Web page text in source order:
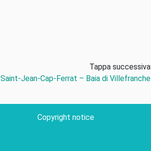
Tappa successiva
Saint-Jean-Cap-Ferrat – Baia di Villefranche
Copyright notice